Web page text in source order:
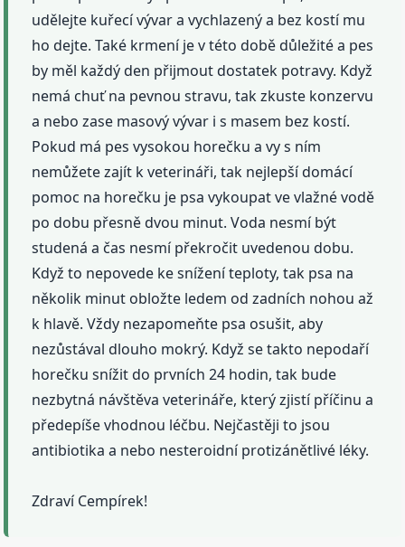
udělejte kuřecí vývar a vychlazený a bez kostí mu
ho dejte. Také krmení je v této době důležité a pes
by měl každý den přijmout dostatek potravy. Když
nemá chuť na pevnou stravu, tak zkuste konzervu
a nebo zase masový vývar i s masem bez kostí.
Pokud má pes vysokou horečku a vy s ním
nemůžete zajít k veterináři, tak nejlepší domácí
pomoc na horečku je psa vykoupat ve vlažné vodě
po dobu přesně dvou minut. Voda nesmí být
studená a čas nesmí překročit uvedenou dobu.
Když to nepovede ke snížení teploty, tak psa na
několik minut obložte ledem od zadních nohou až
k hlavě. Vždy nezapomeňte psa osušit, aby
nezůstával dlouho mokrý. Když se takto nepodaří
horečku snížit do prvních 24 hodin, tak bude
nezbytná návštěva veterináře, který zjistí příčinu a
předepíše vhodnou léčbu. Nejčastěji to jsou
antibiotika a nebo nesteroidní protizánětlivé léky.
Zdraví Cempírek!